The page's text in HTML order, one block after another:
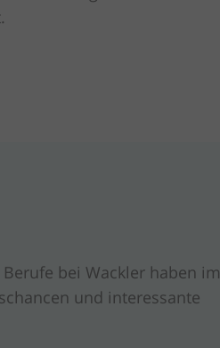
bei Wackler haben im
und interessante